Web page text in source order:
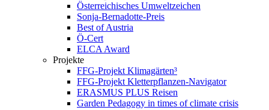
Österreichisches Umweltzeichen
Sonja-Bernadotte-Preis
Best of Austria
Ö-Cert
ELCA Award
Projekte
FFG-Projekt Klimagärten³
FFG-Projekt Kletterpflanzen-Navigator
ERASMUS PLUS Reisen
Garden Pedagogy in times of climate crisis